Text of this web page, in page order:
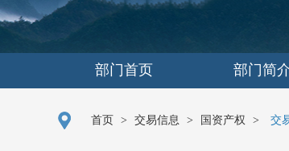
部门首页 部门简
首页 > 交易信息 > 国资产权 > 交